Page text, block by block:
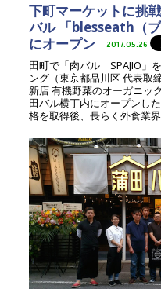
下町マーケットに挑
バル 「blesseath（
にオープン
2017.05.26
田町で「肉バル SPAJIO」
ング（東京都品川区 代表取
新店 有機野菜のオーガニッ
田バル横丁内にオープンし
格を取得後、長らく外食業